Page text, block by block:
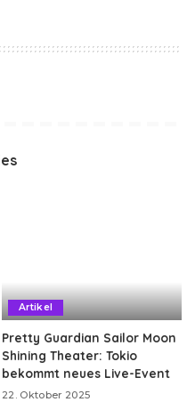
Artikel
Pretty Guardian Sailor Moon
Shining Theater: Tokio
bekommt neues Live-Event
22. Oktober 2025